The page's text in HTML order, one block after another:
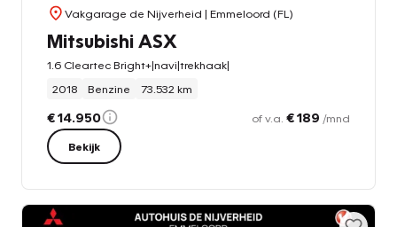
Vakgarage de Nijverheid | Emmeloord (FL)
Mitsubishi ASX
1.6 Cleartec Bright+|navi|trekhaak|
2018
Benzine 73.532 km
€ 14.950 of v.a. € 189 /mnd
Bekijk